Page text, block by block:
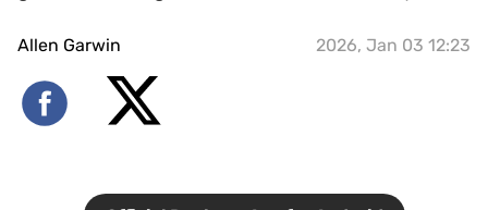
Allen Garwin 2026, Jan 03 12:23